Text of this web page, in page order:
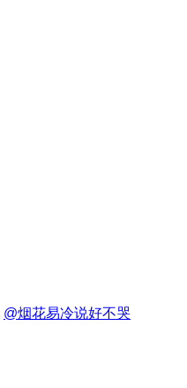
@烟花易冷说好不哭